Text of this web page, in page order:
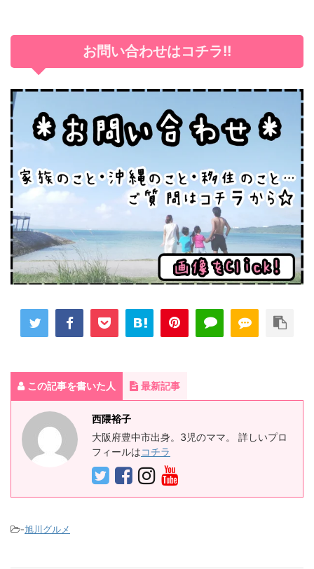
お問い合わせはコチラ!!
この記事を書いた人 最新記事
西隈裕子
大阪府豊中市出身。3児のママ。 詳しいプロ
フィールはコチラ
-旭川グルメ